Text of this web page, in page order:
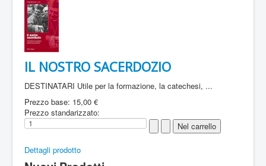
IL NOSTRO SACERDOZIO
DESTINATARI Utile per la formazione, la catechesi, ...
Prezzo base: 15,00 €
Prezzo standarizzato:
Dettagli prodotto